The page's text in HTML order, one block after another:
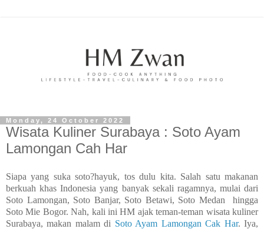
Monday, 24 October 2022
Wisata Kuliner Surabaya : Soto Ayam
Lamongan Cah Har
Siapa yang suka soto?hayuk, tos dulu kita. Salah satu makanan
berkuah khas Indonesia yang banyak sekali ragamnya, mulai dari
Soto Lamongan, Soto Banjar, Soto Betawi, Soto Medan hingga
Soto Mie Bogor. Nah, kali ini HM ajak teman-teman wisata kuliner
Surabaya, makan malam di Soto Ayam Lamongan Cak Har. Iya,